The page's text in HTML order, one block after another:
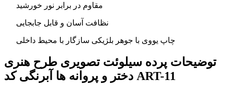
مقاوم در برابر نور خورشید
نظافت آسان و قابل جابجایی
چاپ یووی با جوهر بلژیکی سازگار با محیط داخلی
توضیحات پرده سیلوئت تصویری طرح هنری
دختر و پروانه ها آبرنگی کد ART-11